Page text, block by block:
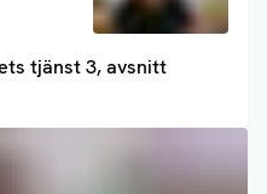
tjänst 3, avsnitt